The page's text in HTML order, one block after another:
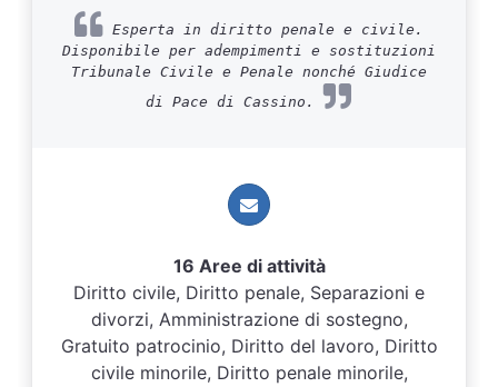
Esperta in diritto penale e civile.
Disponibile per adempimenti e sostituzioni
Tribunale Civile e Penale nonché Giudice
di Pace di Cassino.
16 Aree di attività
Diritto civile, Diritto penale, Separazioni e
divorzi, Amministrazione di sostegno,
Gratuito patrocinio, Diritto del lavoro, Diritto
civile minorile, Diritto penale minorile,